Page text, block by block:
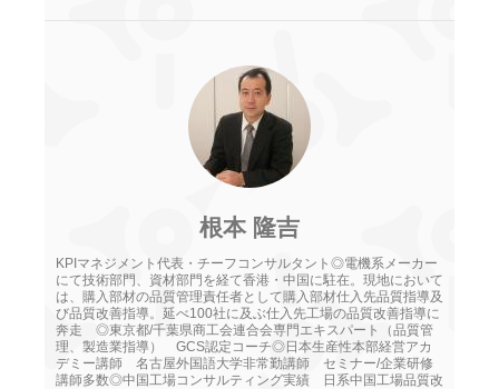
根本 隆吉
KPIマネジメント代表・チーフコンサルタント◎電機系メーカー
にて技術部門、資材部門を経て香港・中国に駐在。現地において
は、購入部材の品質管理責任者として購入部材仕入先品質指導及
び品質改善指導。延べ100社に及ぶ仕入先工場の品質改善指導に
奔走 ◎東京都/千葉県商工会連合会専門エキスパート（品質管
理、製造業指導） GCS認定コーチ◎日本生産性本部経営アカ
デミー講師 名古屋外国語大学非常勤講師 セミナー/企業研修
講師多数◎中国工場コンサルティング実績 日系中国工場品質改